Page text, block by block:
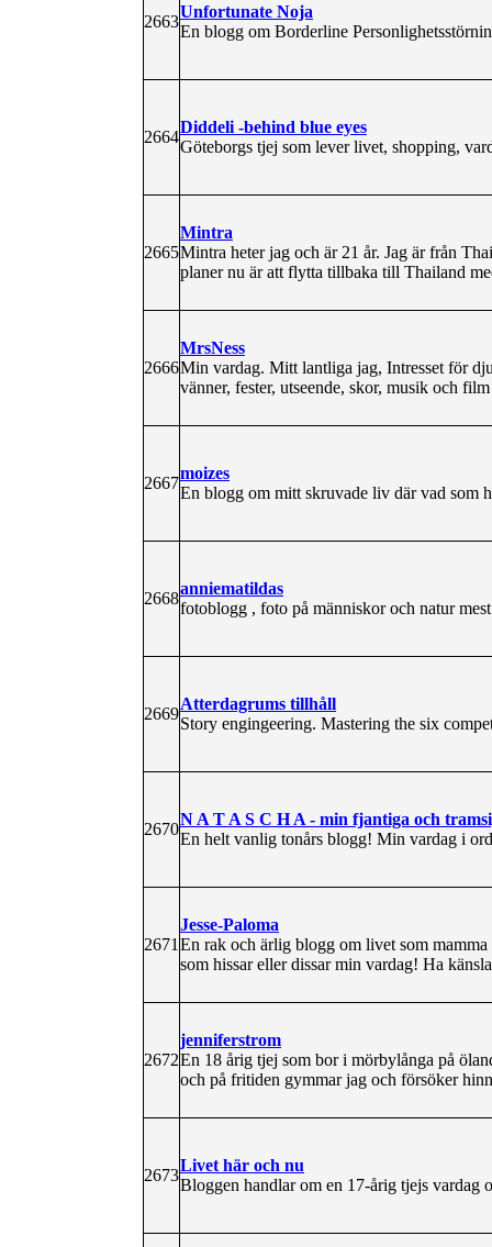
2663
Unfortunate Noja
En blogg om Borderline
2664
Diddeli -behind blue eyes
Göteborgs tjej som lever livet, shopping,
2665
Mintra
Mintra heter jag och är 21 år. Jag är från
planer nu är att flytta tillbaka till Thailand
2666
MrsNess
Min vardag. Mitt lantliga jag, Intresset för
vänner, fester, utseende, skor, musik och film
2667
moizes
En blogg om mitt skruvade liv där vad som
2668
anniematildas
fotoblogg , foto på människor och natur
2669
Atterdagrums tillhåll
Story engingeering. Mastering the six
2670
N A T A S C H A - min fjantiga och
En helt vanlig tonårs blogg! Min vardag i
2671
Jesse-Paloma
En rak och ärlig blogg om livet som
som hissar eller dissar min vardag! Ha
2672
jenniferstrom
En 18 årig tjej som bor i mörbylånga på
och på fritiden gymmar jag och försöker
2673
Livet här och nu
Bloggen handlar om en 17-årig tjejs vardag